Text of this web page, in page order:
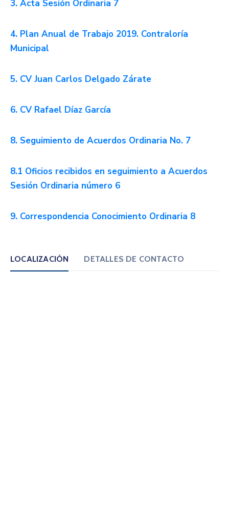
3. Acta Sesión Ordinaria 7
4. Plan Anual de Trabajo 2019. Contraloría
Municipal
5. CV Juan Carlos Delgado Zárate
6. CV Rafael Díaz García
8. Seguimiento de Acuerdos Ordinaria No. 7
8.1 Oficios recibidos en seguimiento a Acuerdos
Sesión Ordinaria número 6
9. Correspondencia Conocimiento Ordinaria 8
LOCALIZACIÓN DETALLES DE CONTACTO